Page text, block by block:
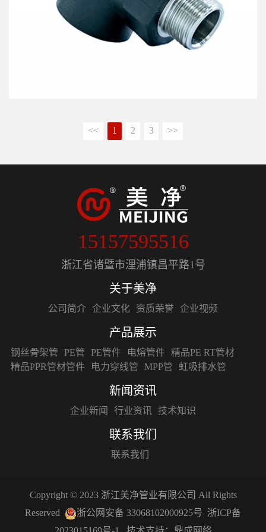
<< 1 2 3 >>
15157595516
浙江省诸暨市浬浦镇昌平路1号
关于美净
公司简介 企业文化 资质荣誉 企业视频
产品展示
钢丝骨架管 PE管 PE管件 电熔管件 精品PE RT管材
精品PPR管材管件
电力穿线管 MPP管 虹吸排水管
新闻资讯
企业新闻 行业资讯 技术知识
联系我们
联系我们
Copyright © 2023 浙江美净管业有限公司 All Rights
Reserved
浙公网安备 33068102000925号 浙ICP备